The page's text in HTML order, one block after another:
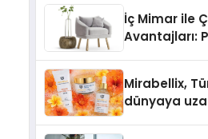
İç Mimar ile
Avantajları:
Mirabellix,
dünyaya